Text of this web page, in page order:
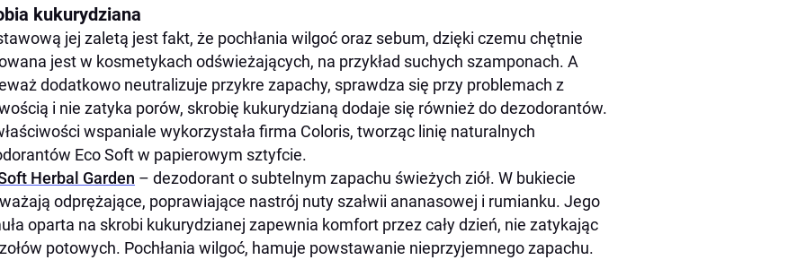
kukurydziana
jej zaletą jest fakt, że pochłania wilgoć oraz sebum, dzięki czemu chętnie
jest w kosmetykach odświeżających, na przykład suchych szamponach. A
dodatkowo neutralizuje przykre zapachy, sprawdza się przy problemach z
i nie zatyka porów, skrobię kukurydzianą dodaje się również do dezodorantów.
wspaniale wykorzystała firma Coloris, tworząc linię naturalnych
Eco Soft w papierowym sztyfcie.
Herbal Garden – dezodorant o subtelnym zapachu świeżych ziół. W bukiecie
odprężające, poprawiające nastrój nuty szałwii ananasowej i rumianku. Jego
oparta na skrobi kukurydzianej zapewnia komfort przez cały dzień, nie zatykając
potowych. Pochłania wilgoć, hamuje powstawanie nieprzyjemnego zapachu.